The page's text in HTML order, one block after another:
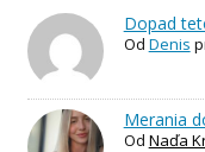
Dopad
Od Denis
Merania
Od Naďa